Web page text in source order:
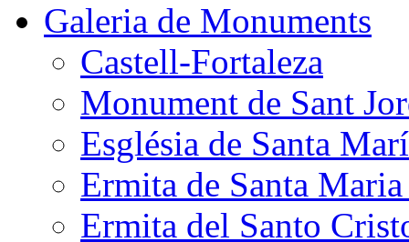
Galeria de Monuments
Castell-Fortaleza
Monument de Sant
Església de Santa
Ermita de Santa
Ermita del Santo